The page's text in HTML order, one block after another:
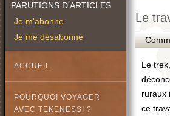
PARUTIONS D'ARTICLES
Je m'abonne
Je me désabonne
ACCUEIL
POURQUOI VOYAGER
AVEC TEKENESSI ?
Le
Le
ruraux
ce